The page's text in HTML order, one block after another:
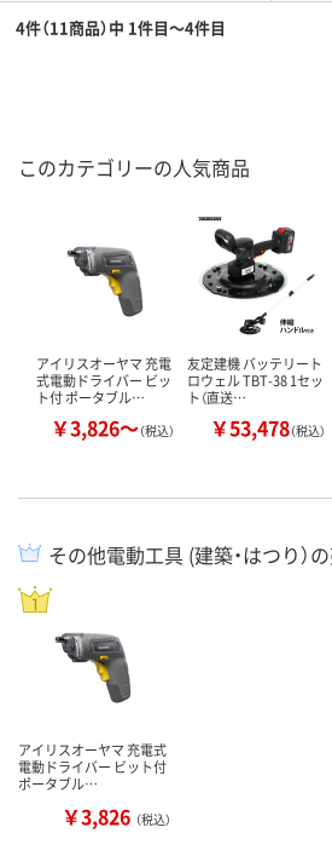
4件（11商品）中 1件目～4件目
このカテゴリーの人気商品
アイリスオーヤマ 充電
式電動ドライバー ビッ
ト付 ポータブル…
￥3,826～（税込）
友定建機 バッテリート
ロウェル TBT-38 1セッ
ト（直送…
￥53,478（税込）
その他電動工具 (建築・はつり）
アイリスオーヤマ 充電式
電動ドライバー ビット付
ポータブル…
￥3,826 （税込）